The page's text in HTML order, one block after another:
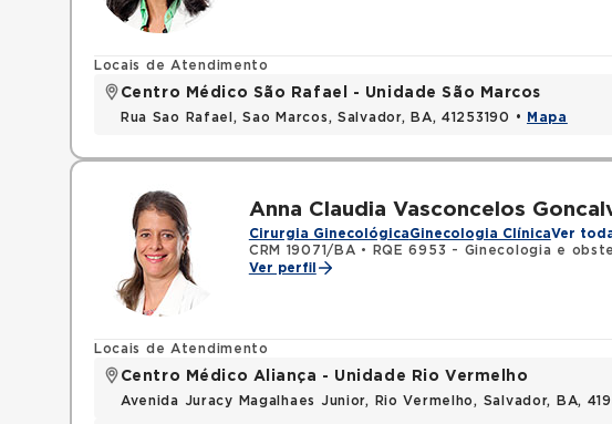
Locais de Atendimento
Centro Médico São Rafael - Unidade São Marcos
Rua Sao Rafael, Sao Marcos, Salvador, BA, 41253190 • Mapa
Anna Claudia Vasconcelos
Cirurgia GinecológicaGinecologia ClínicaVer
CRM 19071/BA •
RQE 6953 - Ginecologia e
Ver perfil
Locais de Atendimento
Centro Médico Aliança - Unidade Rio Vermelho
Avenida Juracy Magalhaes Junior, Rio Vermelho, Salvador, BA,